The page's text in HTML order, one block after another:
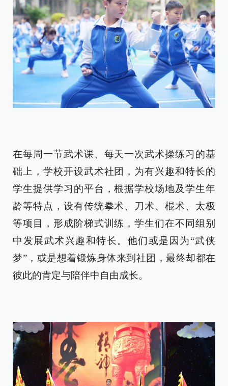
在每周一节武术课、每天一次武术操练习的基
础上，学校开设武术社团，为有兴趣和特长的
学生提供学习的平台，根据学校场地及学生年
龄等特点，设有传统拳术、刀术、棍术、太极
等项目，形成阶梯式训练，学生们在不同组别
中发展武术兴趣和特长。他们或是因为“武侠
梦”，或是想着锻炼身体来到社团，最终却都在
彼此的肯定与陪伴中自由成长。